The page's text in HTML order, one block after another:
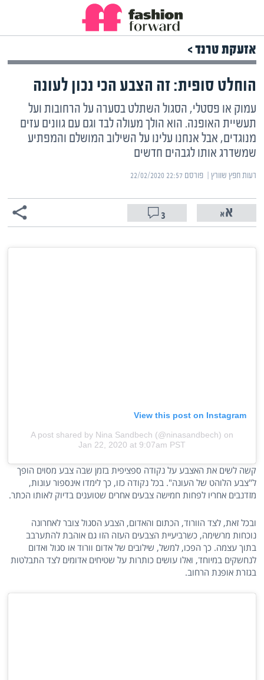
אזעקת טרנד >
הוחלט סופית: זה הצבע הכי נכון לעונה
עמוק או פסטלי, הסגול השתלט בסערה על הרחובות ועל
תעשיית האופנה. הוא הולך מעולה לבד וגם עם גוונים עזים
מנוגדים, אבל אנחנו עלינו על השילוב המושלם והמפתיע
שמשדרג אותו לגבהים חדשים
רעות חפץ שוורץ | ‏פורסם ‎22/02/2020 22:57
3
View this post on Instagram
A post shared by Nina Sandbech (@ninasandbech) on
Jan 22, 2020 at 9:07am PST
קשה לשים את האצבע על נקודה ספציפית בזמן שבה צבע מסוים הופך
ל"צבע הלוהט של העונה". בכל נקודה כזו, כך לימדו אינספור עונות,
מזדנבים אחריו לפחות חמישה צבעים אחרים שטוענים בדיוק לאותו הכתר.
ובכל זאת, לצד הוורוד, הכתום והאדום, הצבע הסגול צובר לאחרונה
נוכחות מרשימה, כשרביעיית הצבעים העזה הזו גם אוהבת להתערבב
בתוך עצמה. כך הפכו, למשל, שילובים של אדום וורוד או סגול ואדום
לנחשקים במיוחד, ואלו עושים כותרות על שטיחים אדומים לצד התבלטות
בגזרת אופנת הרחוב.